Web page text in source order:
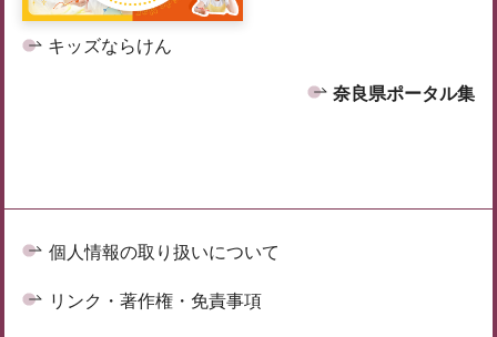
キッズならけん
奈良県ポータル集
個人情報の取り扱いについて
リンク・著作権・免責事項